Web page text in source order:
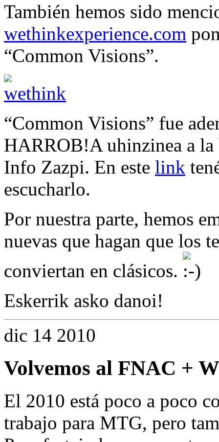
También hemos sido
wethinkexperience.com
“Common Visions”.
“Common Visions” fue
HARROB!A uhinzinea a la
Info Zazpi. En este link
escucharlo.
Por nuestra parte, hemos
nuevas que hagan que los
conviertan en clásicos.
Eskerrik asko danoi!
dic 14 2010
Volvemos al FNAC +
El 2010 está poco a poco
trabajo para MTG, pero